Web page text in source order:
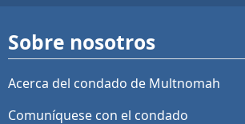
Sobre nosotros
Acerca del condado de Multnomah
Comuníquese con el condado